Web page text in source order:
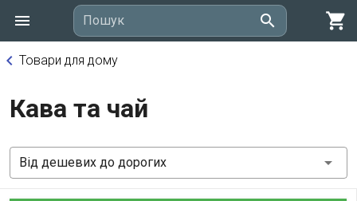
Пошук search shopping_cart
keyboard_arrow_left Товари для дому
Кава та чай
Від дешевих до дорогих